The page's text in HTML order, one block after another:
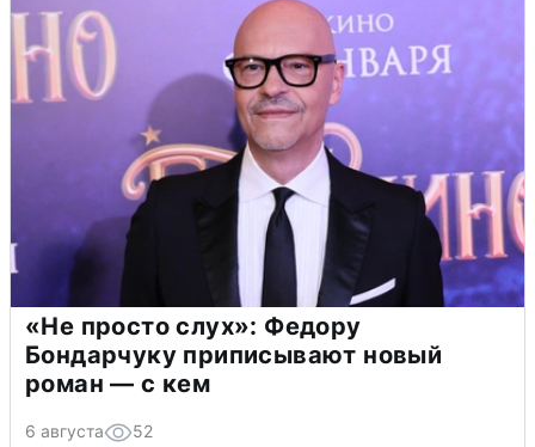
«Не просто слух»: Федору
Бондарчуку приписывают новый
роман — с кем
6 августа 52